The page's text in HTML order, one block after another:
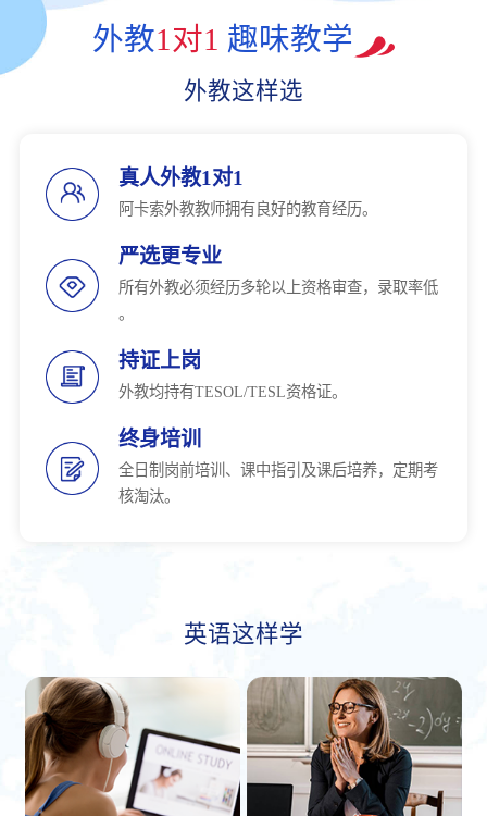
外教1对1 趣味教学
外教这样选
真人外教1对1
阿卡索外教教师拥有良好的教育经历。
严选更专业
所有外教必须经历多轮以上资格审查，录取率低
。
持证上岗
外教均持有TESOL/TESL资格证。
终身培训
全日制岗前培训、课中指引及课后培养，定期考
核淘汰。
英语这样学